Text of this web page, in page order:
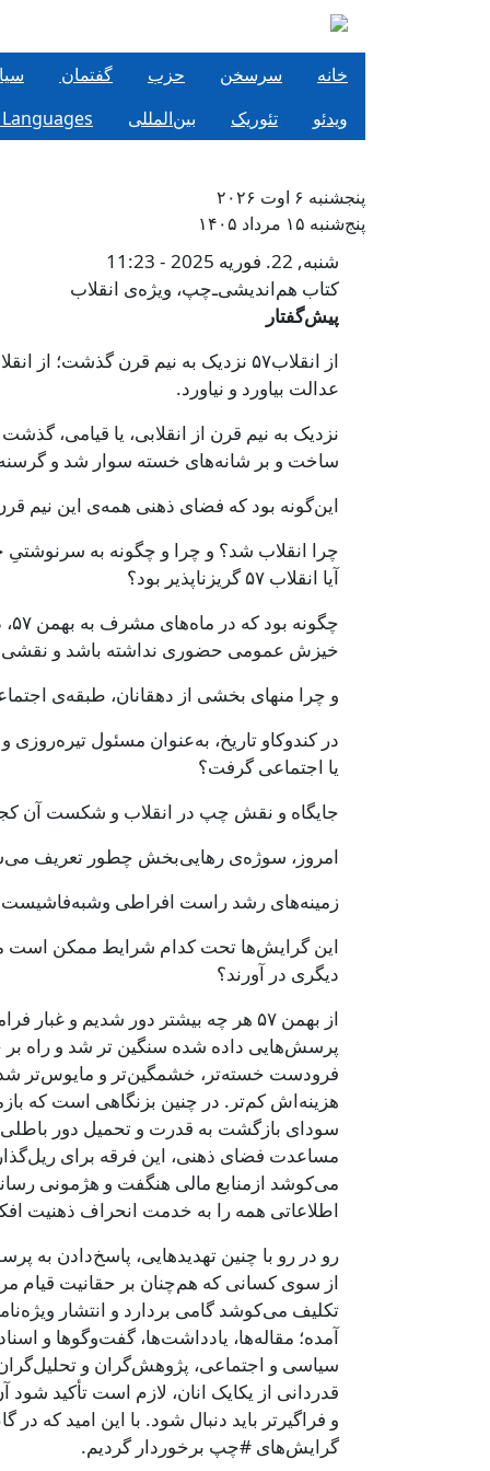
رفتن به محتوای اصلی
خانه سرسخن حزب گفتمان
ویدئو
تئوریک بین‌المللی
پنجشنبه ۶ اوت ۲۰۲۶
پنج‌شنبه ۱۵ مرداد ۱۴۰۵
کتاب
شنبه, 22. فوریه 2025 - 11:23
کتاب هم‌اندیشی‌ـ‌چپ، ویژه‌ی انقلاب ‌‌
پیش‌گفتار
از انقلاب۵۷ نزدیک به نیم قرن گذشت؛
عدالت بیاورد و نیاورد.
نزدیک به نیم قرن از انقلابی، یا قیامی،
ساخت و بر شانه‌های خسته سوار شد و گرسنه
این‌گونه بود که فضای ذهنی همه‌ی این نیم
چرا انقلاب شد؟ و چرا و چگونه به
آیا انقلاب ۵۷ گریزناپذیر بود؟
خیزش عمومی حضوری نداشته باشد و نقشی
و چرا منهای بخشی از دهقانان، طبقه‌ی
در کندوکاو تاریخ، به‌عنوان مسئول
یا اجتماعی گرفت؟
جایگاه و نقش چپ در انقلاب و شکست آن
امروز، سوژه‌ی رهایی‌بخش چطور تعریف
زمینه‌های رشد راست افراطی وشبه‌فاشیست
این گرایش‌ها تحت کدام شرایط ممکن است
دیگری در آورند؟
از بهمن ۵۷ هر چه بیشتر دور شدیم و
پرسش‌هایی داده شده سنگین تر شد و راه بر
فرودست خسته‌تر، خشمگین‌تر و مایوس‌تر
هزینه‌اش کم‌تر. در چنین بزنگاهی است که
سودای بازگشت به قدرت و تحمیل دور باطلی
مساعدت فضای ذهنی، این فرقه برای
می‌کوشد ازمنابع مالی هنگفت و هژمونی
اطلاعاتی همه را به خدمت انحراف ذهنیت
رو در رو با چنین تهدید‌هایی، پاسخ‌دادن
از سوی کسانی که هم‌چنان بر حقانیت قیام
تکلیف می‌کوشد گامی بردارد و انتشار
آمده؛ مقاله‌ها، یادداشت‌ها، گفت‌وگوها و
سیاسی و اجتماعی، پژوهش‌گران و
قدردانی از یکایک انان، لازم است تأکید
و فراگیرتر باید دنبال شود. با این امید که
گرایش‌های #چپ برخوردار گردیم.